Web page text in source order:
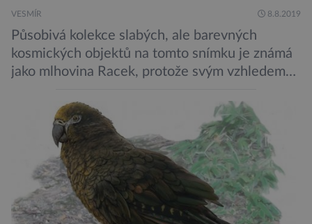
VESMÍR 8.8.2019
Působivá kolekce slabých, ale barevných
kosmických objektů na tomto snímku je známá
jako mlhovina Racek, protože svým vzhledem
prachu, vodíku, hélia a malého množství těžších
chemických prvků. Celá oblast je místem zrodu
nových hvězd. Mimořádné rozlišení tohoto
záběru pořízeného pomocí přehlídkového
teleskopu ESO/VST odhaluje detaily
jednotlivých astronomických objektů, […]